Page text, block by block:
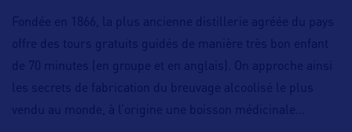
Fondée en 1866, la plus ancienne distillerie agréée du pays
offre des tours gratuits guidés de manière très bon enfant
de 70 minutes (en groupe et en anglais). On approche ainsi
les secrets de fabrication du breuvage alcoolisé le plus
vendu au monde, à l’origine une boisson médicinale…